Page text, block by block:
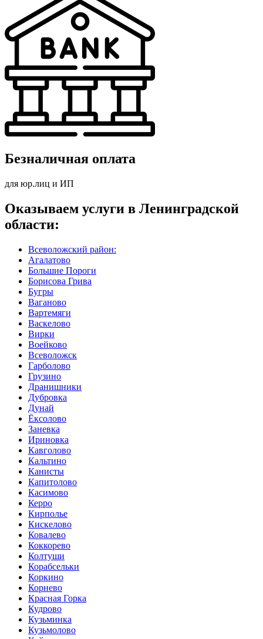
Безналичная оплата
для юр.лиц и ИП
Оказываем услуги в Ленинградской
области:
Всеволожский район:
Агалатово
Большие Пороги
Борисова Грива
Бугры
Ваганово
Вартемяги
Васкелово
Вирки
Воейково
Всеволожск
Гарболово
Грузино
Дранишники
Дубровка
Дунай
Ёксолово
Заневка
Ириновка
Кавголово
Кальтино
Канисты
Капитолово
Касимово
Керро
Кирполье
Кискелово
Ковалево
Коккорево
Колтуши
Корабсельки
Коркино
Корнево
Красная Горка
Кудрово
Кузьминка
Кузьмолово